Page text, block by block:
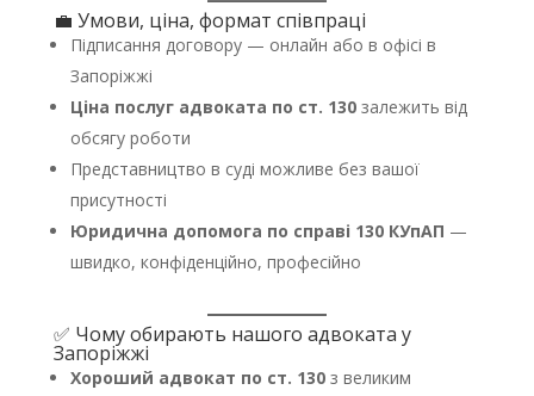
💼 Умови, ціна, формат співпраці
Підписання договору — онлайн або в офісі в
Запоріжжі
Ціна послуг адвоката по ст. 130залежить від
обсягу роботи
Представництво в суді можливе без вашої
присутності
Юридична допомога по справі 130 КУпАП —
швидко, конфіденційно, професійно
✅ Чому обирають нашого адвоката у
Запоріжжі
Хороший адвокат по ст. 130з великим